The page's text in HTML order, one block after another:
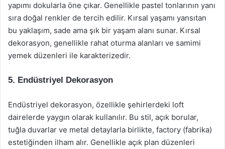
yapımı dokularla öne çıkar. Genellikle pastel tonlarının yanı
sıra doğal renkler de tercih edilir. Kırsal yaşamı yansıtan
bu yaklaşım, sade ama şık bir yaşam alanı sunar. Kırsal
dekorasyon, genellikle rahat oturma alanları ve samimi
yemek düzenleri ile karakterizedir.
5. Endüstriyel Dekorasyon
Endüstriyel dekorasyon, özellikle şehirlerdeki loft
dairelerde yaygın olarak kullanılır. Bu stil, açık borular,
tuğla duvarlar ve metal detaylarla birlikte, factory (fabrika)
estetiğinden ilham alır. Genellikle açık plan düzenleri